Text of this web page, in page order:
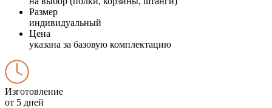
Размер
индивидуальный
Цена
указана за базовую комплектацию
Изготовление
от 5 дней